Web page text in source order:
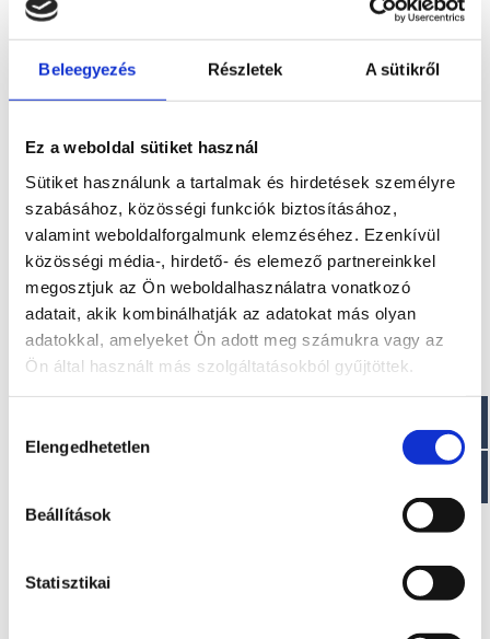
Beleegyezés Részletek A sütikről
Ez a weboldal sütiket használ
Sütiket használunk a tartalmak és hirdetések személyre
szabásához, közösségi funkciók biztosításához,
valamint weboldalforgalmunk elemzéséhez. Ezenkívül
közösségi média-, hirdető- és elemező partnereinkkel
megosztjuk az Ön weboldalhasználatra vonatkozó
adatait, akik kombinálhatják az adatokat más olyan
adatokkal, amelyeket Ön adott meg számukra vagy az
Ön által használt más szolgáltatásokból gyűjtöttek.
kiválasztása
Elengedhetetlen
Beállítások
Statisztikai
MARLIN 100XSR E.F.I.
A modell áráról a letölthető aktuális